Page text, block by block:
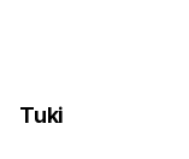
Tuki